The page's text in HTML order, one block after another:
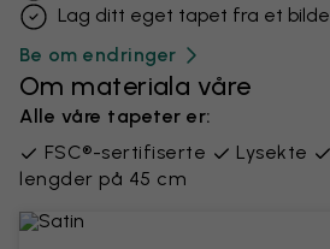
Lag ditt eget tapet fra et bilde
Be om endringer
Om materiala våre
Alle våre tapeter er:
FSC®-sertifiserte
Lysekte
lengder på 45 cm